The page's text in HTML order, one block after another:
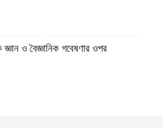
ও বৈজ্ঞানিক গবেষণার ওপর